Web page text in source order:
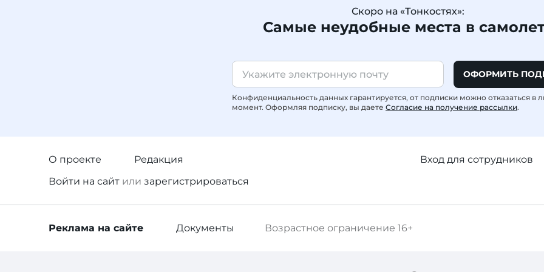
Скоро на «Тонкостях»:
Самые неудобные места в
ОФОРМИТЬ
Конфиденциальность данных гарантируется, от подписки можно отказаться в
момент. Оформляя подписку, вы даете Согласие на получение рассылки.
О проекте
Редакция
Войти на сайт или зарегистрироваться
Вход для сотрудников
Возрастное ограничение 16+
Реклама на сайте Документы